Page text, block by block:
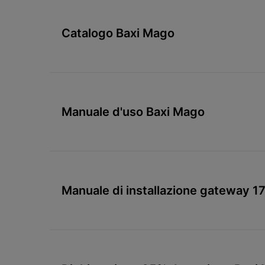
Catalogo Baxi Mago
Manuale d'uso Baxi Mago
Manuale di installazione gateway